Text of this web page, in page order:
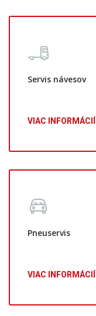
Servis návesov
VIAC INFORMÁCIÍ
Pneuservis
VIAC INFORMÁCIÍ